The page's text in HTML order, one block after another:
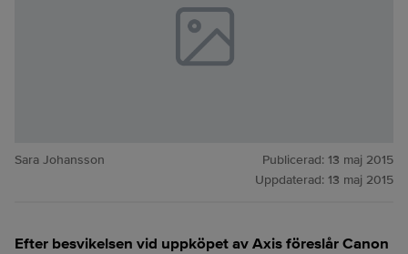
Sara Johansson Publicerad: 13 maj 2015
Uppdaterad: 13 maj 2015
Efter besvikelsen vid uppköpet av Axis föreslår Canon